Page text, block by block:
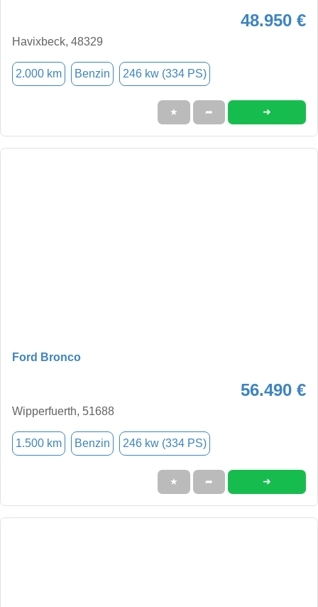
48.950 €
Havixbeck, 48329
2.000 km Benzin 246 kw (334 PS)
★ ➦ ➜
Ford Bronco
56.490 €
Wipperfuerth, 51688
1.500 km Benzin 246 kw (334 PS)
★ ➦ ➜